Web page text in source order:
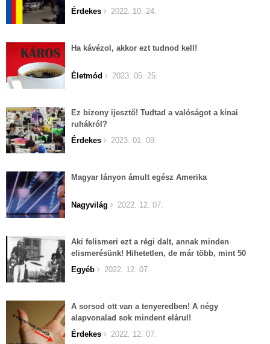
Érdekes
2022. 10. 24.
Ha kávézol, akkor ezt tudnod kell!
Életmód 2023. 05. 25.
Ez bizony ijesztő! Tudtad a valóságot a kínai
ruhákról?
Érdekes
2023. 01. 09.
Magyar lányon ámult egész Amerika
Nagyvilág 2022. 12. 07.
Aki felismeri ezt a régi dalt, annak minden
elismerésünk! Hihetetlen, de már több, mint 50
éves...
Egyéb 2022. 12. 07.
A sorsod ott van a tenyeredben! A négy
alapvonalad sok mindent elárul!
Érdekes
2022. 12. 07.